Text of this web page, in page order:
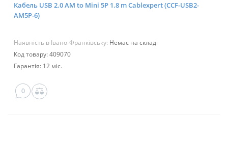
Кабель USB 2.0 AM to Mini 5P 1.8 m Cablexpert (CCF-USB2-
AM5P-6)
Наявність в Івано-Франківську: Немає на складі
Код товару: 409070
Гарантія: 12 міс.
0